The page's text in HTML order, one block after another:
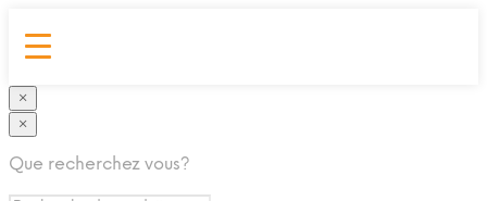
×
×
Que recherchez vous?